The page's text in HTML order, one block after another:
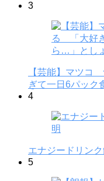
3
【芸能】マツコ
ぎて一日6パック
4
エナジードリン
5